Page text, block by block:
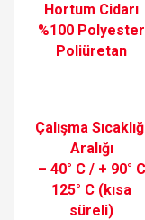
Hortum Cidarı
%100 Polyester
Poliüretan
Çalışma
Aralığı
– 40° C / + 90° C
125° C (kısa
süreli)